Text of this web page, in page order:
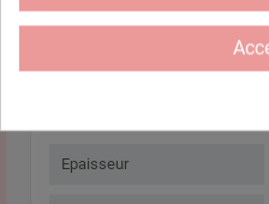
Epaisseur